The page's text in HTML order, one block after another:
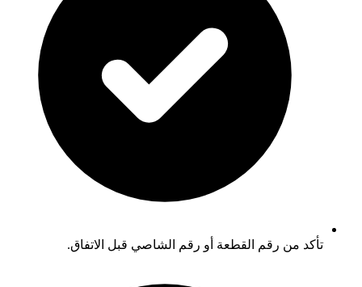
تأكد من رقم القطعة أو رقم الشاصي قبل الاتفاق.